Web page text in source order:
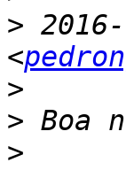
>
<
>
>
>